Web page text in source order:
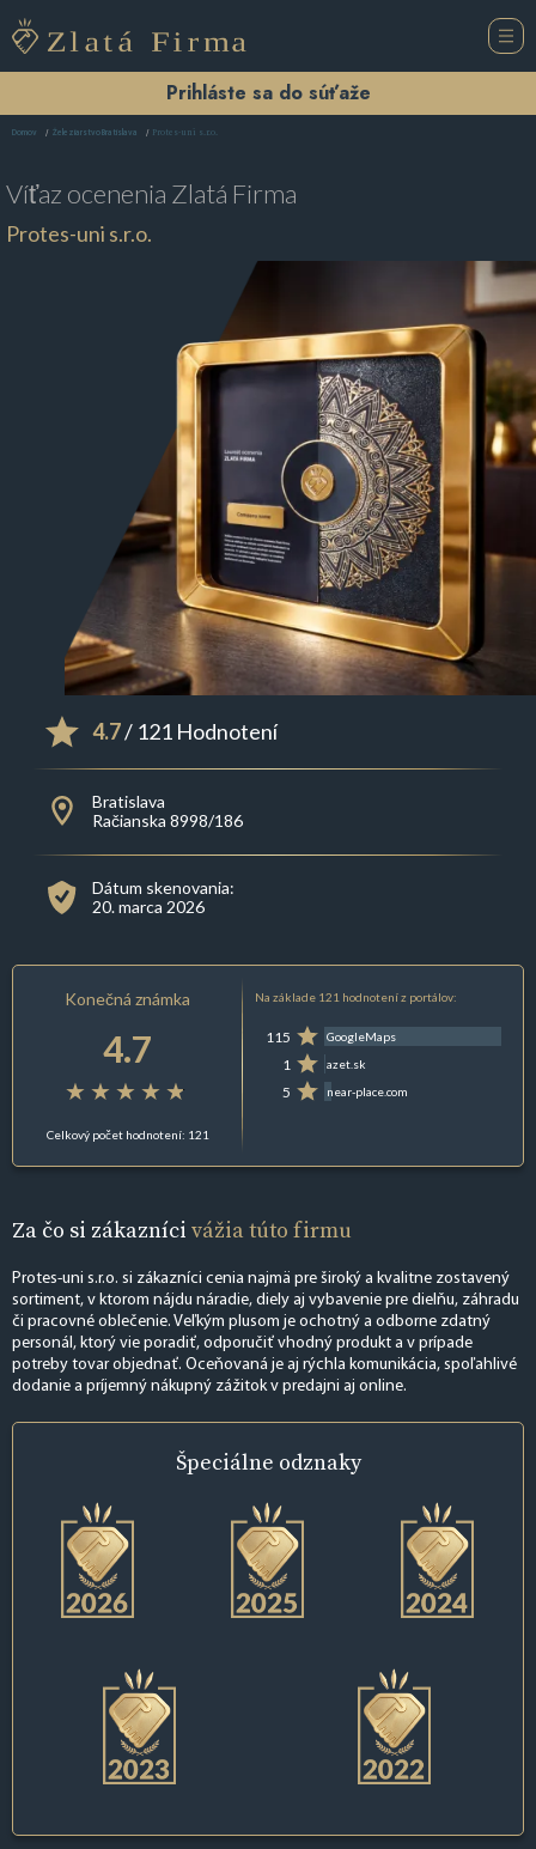
Prihláste sa do súťaže
Domov Železiarstvo Bratislava Protes-uni s.r.o.
Víťaz ocenenia Zlatá Firma
Protes-uni s.r.o.
4.7/ 121 Hodnotení
Bratislava
Račianska 8998/186
Dátum skenovania:
20. marca 2026
Konečná známka
4.7
Celkový počet hodnotení: 121
Na základe 121 hodnotení z portálov:
115 GoogleMaps
1 azet.sk
5 near-place.com
Za čo si zákazníci vážia túto firmu
Protes-uni s.r.o. si zákazníci cenia najmä pre široký a kvalitne zostavený
sortiment, v ktorom nájdu náradie, diely aj vybavenie pre dielňu, záhradu
či pracovné oblečenie. Veľkým plusom je ochotný a odborne zdatný
personál, ktorý vie poradiť, odporučiť vhodný produkt a v prípade
potreby tovar objednať. Oceňovaná je aj rýchla komunikácia, spoľahlivé
dodanie a príjemný nákupný zážitok v predajni aj online.
Špeciálne odznaky